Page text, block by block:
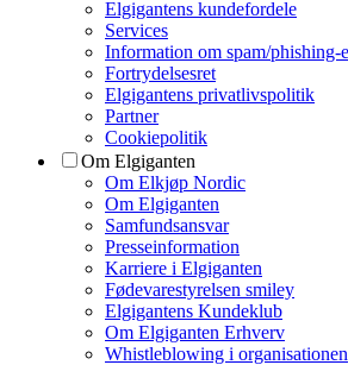
Elgigantens kundefordele
Services
Information om spam/phishing-
Fortrydelsesret
Elgigantens privatlivspolitik
Partner
Cookiepolitik
Om Elgiganten
Om Elkjøp Nordic
Om Elgiganten
Samfundsansvar
Presseinformation
Karriere i Elgiganten
Fødevarestyrelsen smiley
Elgigantens Kundeklub
Om Elgiganten Erhverv
Whistleblowing i organisationen